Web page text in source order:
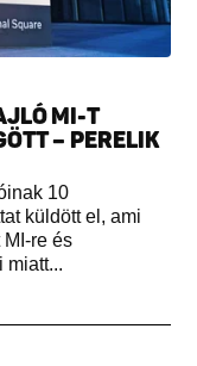
MI-T
– PERELIK
10
küldött el, ami
re és
miatt...